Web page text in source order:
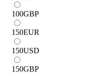
100GBP
150EUR
150USD
150GBP